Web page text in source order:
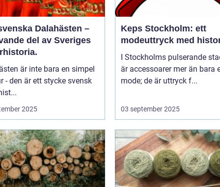
Dalahästen –
del av Sveriges
är inte bara en simpel
- den är ett stycke svensk
2025
Keps Stockholm: ett
modeuttryck med
I Stockholms pulserande
är accessoarer mer än bara
mode; de är uttryck f...
03 september 2025